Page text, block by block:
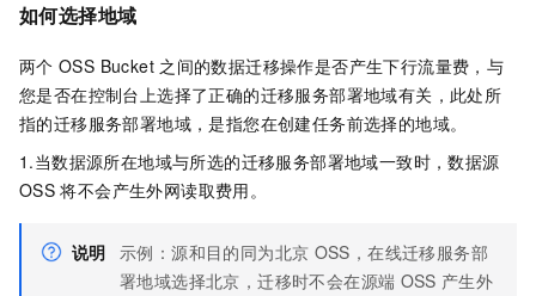
如何选择地域
两个 OSS Bucket 之间的数据迁移操作是否产生下行流量费，与
您是否在控制台上选择了正确的迁移服务部署地域有关，此处所
指的迁移服务部署地域，是指您在创建任务前选择的地域。
1.当数据源所在地域与所选的迁移服务部署地域一致时，数据源
OSS 将不会产生外网读取费用。
说明 示例：源和目的同为北京 OSS，在线迁移服务部
署地域选择北京，迁移时不会在源端 OSS 产生外